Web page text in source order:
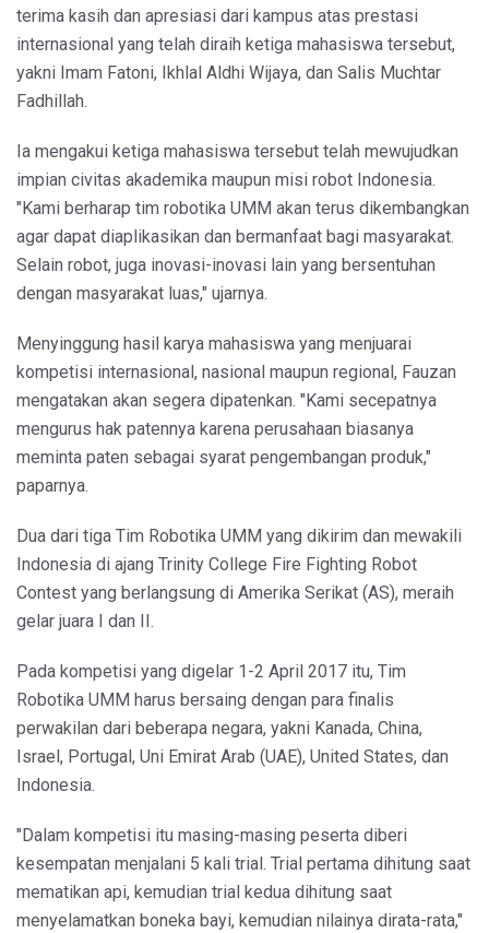
terima kasih dan apresiasi dari kampus atas prestasi
internasional yang telah diraih ketiga mahasiswa tersebut,
yakni Imam Fatoni, Ikhlal Aldhi Wijaya, dan Salis Muchtar
Fadhillah.
Ia mengakui ketiga mahasiswa tersebut telah mewujudkan
impian civitas akademika maupun misi robot Indonesia.
"Kami berharap tim robotika UMM akan terus dikembangkan
agar dapat diaplikasikan dan bermanfaat bagi masyarakat.
Selain robot, juga inovasi-inovasi lain yang bersentuhan
dengan masyarakat luas," ujarnya.
Menyinggung hasil karya mahasiswa yang menjuarai
kompetisi internasional, nasional maupun regional, Fauzan
mengatakan akan segera dipatenkan. "Kami secepatnya
mengurus hak patennya karena perusahaan biasanya
meminta paten sebagai syarat pengembangan produk,"
paparnya.
Dua dari tiga Tim Robotika UMM yang dikirim dan mewakili
Indonesia di ajang Trinity College Fire Fighting Robot
Contest yang berlangsung di Amerika Serikat (AS), meraih
gelar juara I dan II.
Pada kompetisi yang digelar 1-2 April 2017 itu, Tim
Robotika UMM harus bersaing dengan para finalis
perwakilan dari beberapa negara, yakni Kanada, China,
Israel, Portugal, Uni Emirat Arab (UAE), United States, dan
Indonesia.
"Dalam kompetisi itu masing-masing peserta diberi
kesempatan menjalani 5 kali trial. Trial pertama dihitung saat
mematikan api, kemudian trial kedua dihitung saat
menyelamatkan boneka bayi, kemudian nilainya dirata-rata,"